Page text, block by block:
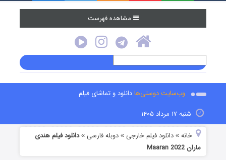
مشاهده فهرست
وب‌سایت دوستی‌هادانلود و تماشای فیلم
شنبه ۱۷ مرداد ۱۴۰۵
خانه »دانلود فیلم خارجی »دوبله فارسی »دانلود فیلم هندی
ماران Maaran 2022